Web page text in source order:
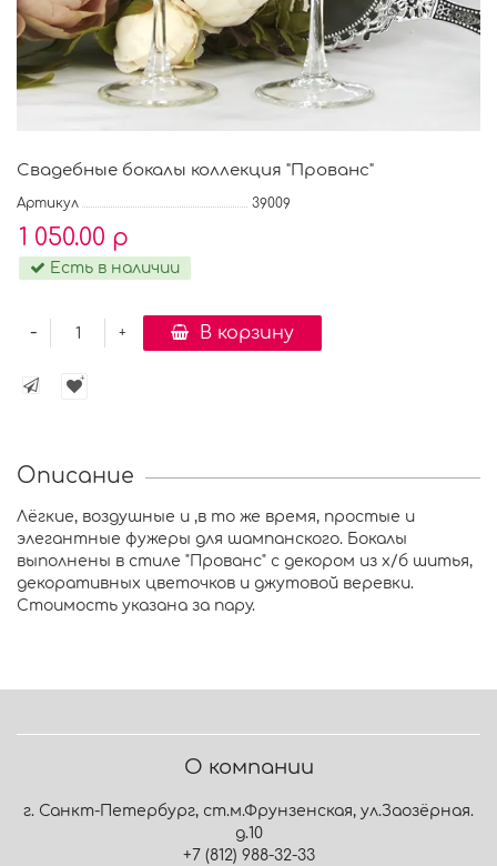
Свадебные бокалы коллекция "Прованс"
Артикул 39009
1 050.00 р
Есть в наличии
+
- В корзину
Описание
Лёгкие, воздушные и ,в то же время, простые и
элегантные фужеры для шампанского. Бокалы
выполнены в стиле "Прованс" с декором из х/б шитья,
декоративных цветочков и джутовой веревки.
Стоимость указана за пару.
О компании
г. Санкт-Петербург, ст.м.Фрунзенская, ул.Заозёрная.
д.10
+7 (812) 988-32-33